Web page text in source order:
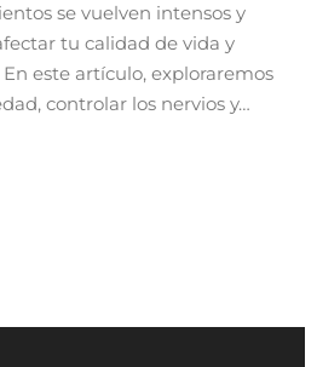
se vuelven intensos y
tu calidad de vida y
este artículo, exploraremos
controlar los nervios y…